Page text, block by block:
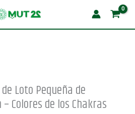
Loto Pequeña de
Colores de los Chakras